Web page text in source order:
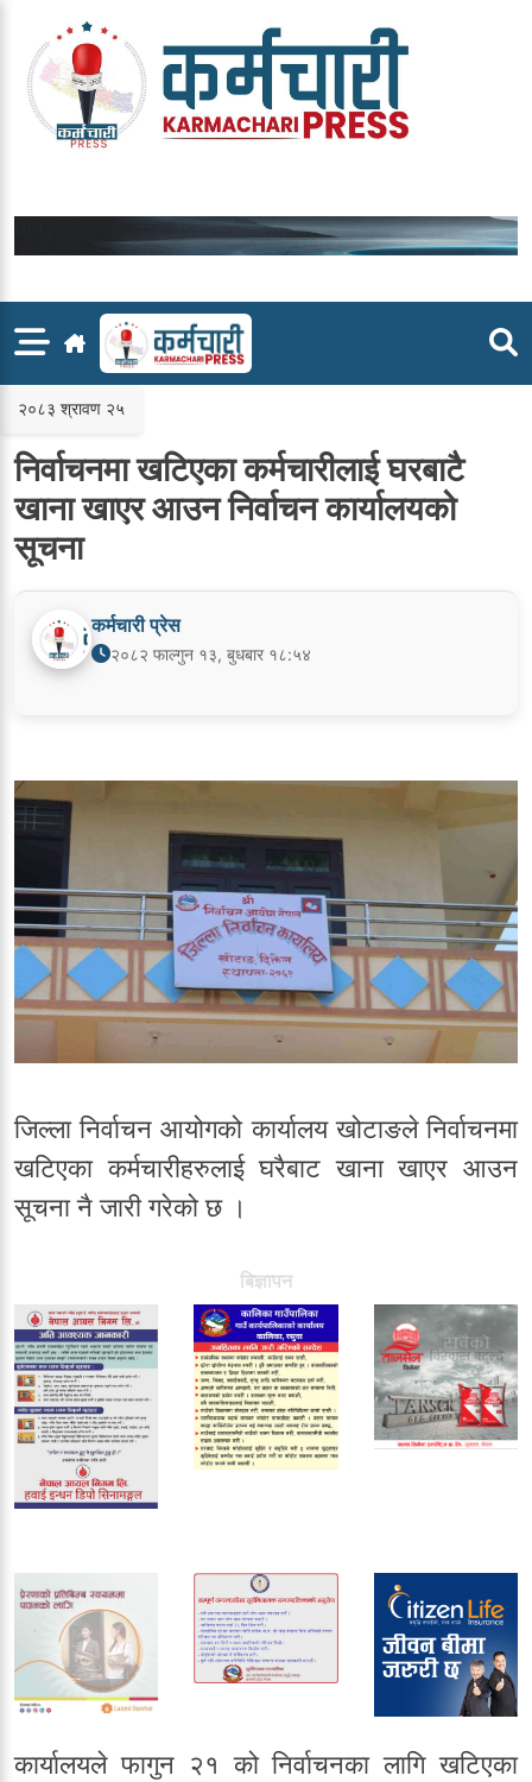
content
२०८३ श्रावण २५
निर्वाचनमा खटिएका कर्मचारीलाई घरबाटै
खाना खाएर आउन निर्वाचन कार्यालयको
सूचना
कर्मचारी प्रेस
२०८२ फाल्गुन १३, बुधबार १८:५४
जिल्ला निर्वाचन आयोगको कार्यालय खोटाङले निर्वाचनमा
खटिएका कर्मचारीहरुलाई घरैबाट खाना खाएर आउन
सूचना नै जारी गरेको छ ।
बिज्ञापन
कार्यालयले फागुन २१ को निर्वाचनका लागि खटिएका